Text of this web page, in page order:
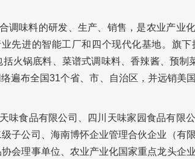
调味料的研发、生产、销售，是农业产业
先进的智能工厂和四个现代化基地。旗下
括火锅底料、菜谱式调味料、香辣酱、预制
遍布全国31个省、市、自治区，并远销美
味食品有限公司、四川天味家园食品有限
子公司、海南博怀企业管理合伙企业（有
会理事单位、农业产业化国家重点龙头企